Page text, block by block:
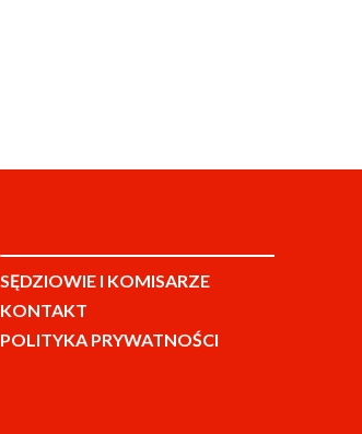
SĘDZIOWIE I KOMISARZE
KONTAKT
POLITYKA PRYWATNOŚCI